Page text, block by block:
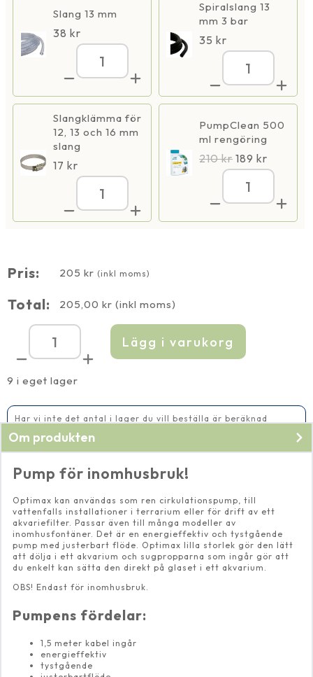
9 i eget lager
Slang 13 mm
38 kr
OptiMax
300
mängd
Spiralslang 13
mm 3 bar
35 kr
OptiMax
300
mängd
Slangklämma för
12, 13 och 16 mm
slang
17 kr
OptiMax
300
mängd
PumpClean 500
ml rengöring
210kr 189 kr
OptiMax
300
mängd
Pris: 205 kr (inkl moms)
Total: 205,00 kr (inkl moms)
OptiMax
300
mängd
Lägg i varukorg
Har vi inte det antal i lager du vill beställa är beräknad
Om produkten
Pump för inomhusbruk!
Optimax kan användas som ren cirkulationspump, till
vattenfalls installationer i terrarium eller för drift av ett
akvariefilter. Passar även till många modeller av
inomhusfontäner. Det är en energieffektiv och tystgående
pump med justerbart flöde. Optimax lilla storlek gör den lätt
att dölja i ett akvarium och sugpropparna som ingår gör att
du enkelt kan sätta den direkt på glaset i ett akvarium.
OBS! Endast för inomhusbruk.
Pumpens fördelar:
1,5 meter kabel ingår
energieffektiv
tystgående